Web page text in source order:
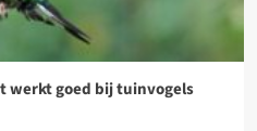
werkt goed bij tuinvogels